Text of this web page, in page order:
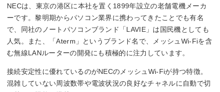
NECは、東京の港区に本社を置く1899年設立の老舗電機メーカ
ーです。黎明期からパソコン業界に携わってきたことでも有名
で、同社のノートパソコンブランド「LAVIE」は国民機としても
人気。また、「Aterm」というブランド名で、メッシュWi-Fiを含
む無線LANルーターの開発にも積極的に注力しています。
接続安定性に優れているのがNECのメッシュWi-Fiが持つ特徴。
混雑していない周波数帯や電波状況の良好なチャネルに自動で切